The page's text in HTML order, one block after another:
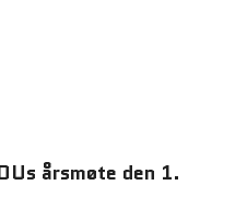
årsmøte den 1.